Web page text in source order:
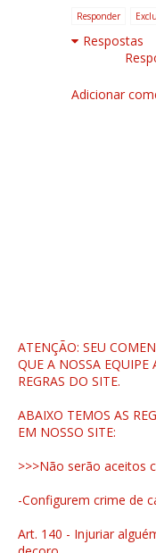
Responder
Respostas
Adicionar
ATENÇÃO: SEU
QUE A NOSSA EQUIPE
REGRAS DO SITE.
ABAIXO TEMOS AS
EM NOSSO SITE:
>>>Não serão aceitos
-Configurem crime de
Art. 140 - Injuriar